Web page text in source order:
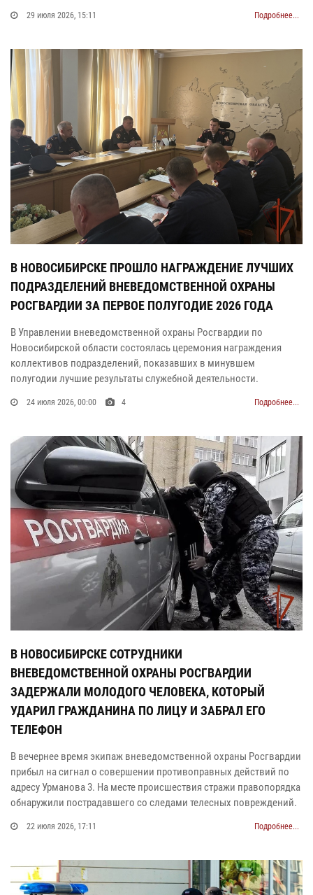
29 июля 2026, 15:11 Подробнее...
В НОВОСИБИРСКЕ ПРОШЛО НАГРАЖДЕНИЕ ЛУЧШИХ
ПОДРАЗДЕЛЕНИЙ ВНЕВЕДОМСТВЕННОЙ ОХРАНЫ
РОСГВАРДИИ ЗА ПЕРВОЕ ПОЛУГОДИЕ 2026 ГОДА
В Управлении вневедомственной охраны Росгвардии по
Новосибирской области состоялась церемония награждения
коллективов подразделений, показавших в минувшем
полугодии лучшие результаты служебной деятельности.
24 июля 2026, 00:00 4 Подробнее...
В НОВОСИБИРСКЕ СОТРУДНИКИ
ВНЕВЕДОМСТВЕННОЙ ОХРАНЫ РОСГВАРДИИ
ЗАДЕРЖАЛИ МОЛОДОГО ЧЕЛОВЕКА, КОТОРЫЙ
УДАРИЛ ГРАЖДАНИНА ПО ЛИЦУ И ЗАБРАЛ ЕГО
ТЕЛЕФОН
В вечернее время экипаж вневедомственной охраны Росгвардии
прибыл на сигнал о совершении противоправных действий по
адресу Урманова 3. На месте происшествия стражи правопорядка
обнаружили пострадавшего со следами телесных повреждений.
22 июля 2026, 17:11 Подробнее...